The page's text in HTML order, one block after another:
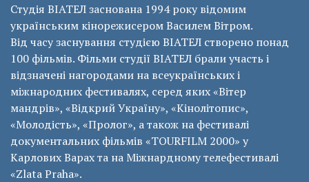
Студія ВІАТЕЛ заснована 1994 року відомим
українським кінорежисером Василем Вітром.
Від часу заснування студією ВІАТЕЛ створено понад
100 фільмів. Фільми студії ВІАТЕЛ брали участь і
відзначені нагородами на всеукраїнських і
міжнародних фестивалях, серед яких «Вітер
мандрів», «Відкрий Україну», «Кінолітопис»,
«Молодість», «Пролог», а також на фестивалі
документальних фільмів «ТОURFILM 2000» у
Карлових Варах та на Міжнардному телефестивалі
«Zlata Praha».